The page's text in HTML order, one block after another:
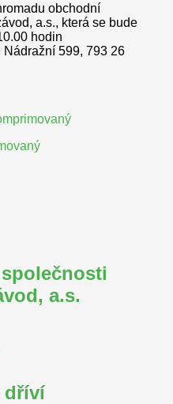
obchodní
a.s., která se bude
hodin
599, 793 26
a.s.
dříví